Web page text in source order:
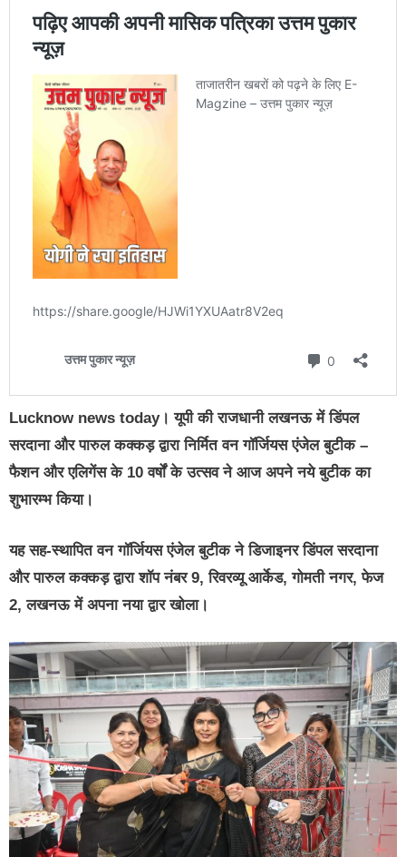
Lucknow news today। यूपी की राजधानी लखनऊ में डिंपल
सरदाना और पारुल कक्कड़ द्वारा निर्मित वन गॉर्जियस एंजेल बुटीक –
फैशन और एलिगेंस के 10 वर्षों के उत्सव ने आज अपने नये बुटीक का
शुभारम्भ किया।
यह सह-स्थापित वन गॉर्जियस एंजेल बुटीक ने डिजाइनर डिंपल सरदाना
और पारुल कक्कड़ द्वारा शॉप नंबर 9, रिवरव्यू आर्केड, गोमती नगर, फेज
2, लखनऊ में अपना नया द्वार खोला।